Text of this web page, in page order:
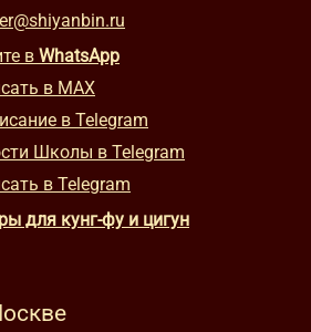
в WhatsApp
в MAX
в Telegram
Школы в Telegram
в Telegram
для кунг-фу и цигун